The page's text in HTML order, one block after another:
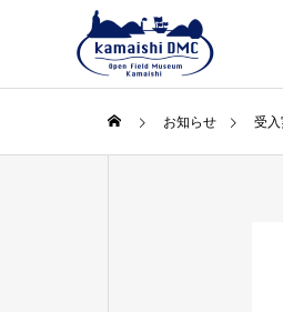
お知らせ 受